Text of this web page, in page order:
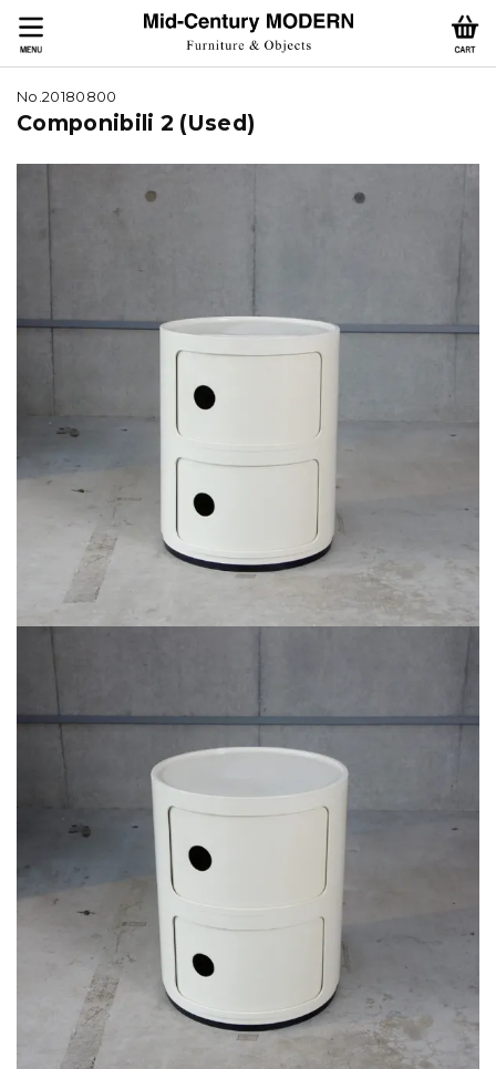
No.20180800
Componibili 2 (Used)